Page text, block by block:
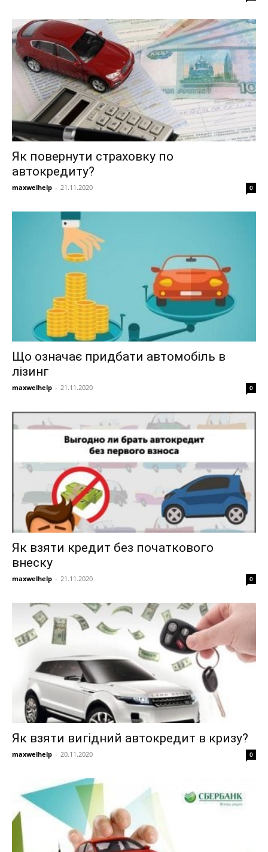
Як повернути страховку по
автокредиту?
maxwelhelp - 21.11.2020 0
Що означає придбати автомобіль в
лізинг
maxwelhelp - 21.11.2020 0
Як взяти кредит без початкового
внеску
maxwelhelp - 21.11.2020 0
Як взяти вигідний автокредит в кризу?
maxwelhelp - 20.11.2020 0